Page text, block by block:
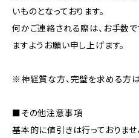
いものとなっております。
何かご連絡される際は、お手数
ますようお願い申し上げます。
※神経質な方、完璧を求める方は
■その他注意事項
基本的に値引きは行っておりませ